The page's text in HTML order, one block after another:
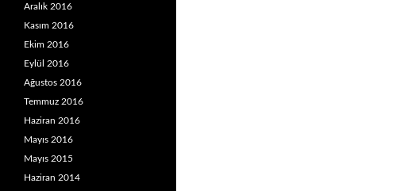
Aralık 2016
Kasım 2016
Ekim 2016
Eylül 2016
Ağustos 2016
Temmuz 2016
Haziran 2016
Mayıs 2016
Mayıs 2015
Haziran 2014